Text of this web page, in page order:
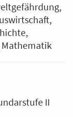
Mathematik
II